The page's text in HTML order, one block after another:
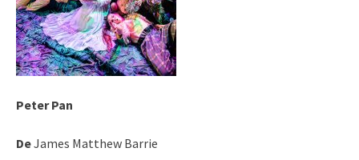
Peter Pan
DeJames Matthew Barrie